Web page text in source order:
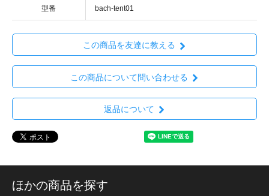
型番 bach-tent01
この商品を友達に教える
この商品について問い合わせる
返品について
ほかの商品を探す